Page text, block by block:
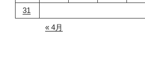
31
« 4月